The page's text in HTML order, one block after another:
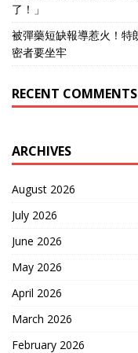
了！」
被彈藥短缺報導惹火！特
密者要坐牢
RECENT COMMENTS
ARCHIVES
August 2026
July 2026
June 2026
May 2026
April 2026
March 2026
February 2026